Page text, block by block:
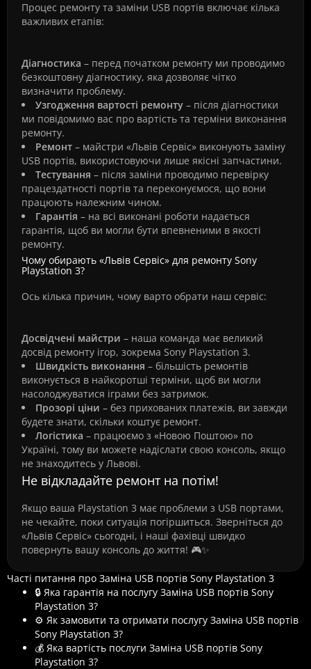
Процес ремонту та заміни USB портів включає кілька
важливих етапів:
Діагностика – перед початком ремонту ми проводимо
безкоштовну діагностику, яка дозволяє чітко
визначити проблему.
Узгодження вартості ремонту – після діагностики
ми повідомимо вас про вартість та терміни виконання
ремонту.
Ремонт – майстри «Львів Сервіс» виконують заміну
USB портів, використовуючи лише якісні запчастини.
Тестування – після заміни проводимо перевірку
працездатності портів та переконуємося, що вони
працюють належним чином.
Гарантія – на всі виконані роботи надається
гарантія, щоб ви могли бути впевненими в якості
ремонту.
Чому обирають «Львів Сервіс» для ремонту Sony
Playstation 3?
Ось кілька причин, чому варто обрати наш сервіс:
Досвідчені майстри – наша команда має великий
досвід ремонту ігор, зокрема Sony Playstation 3.
Швидкість виконання – більшість ремонтів
виконується в найкоротші терміни, щоб ви могли
насолоджуватися іграми без затримок.
Прозорі ціни – без прихованих платежів, ви завжди
будете знати, скільки коштує ремонт.
Логістика – працюємо з «Новою Поштою» по
Україні, тому ви можете надіслати свою консоль, якщо
не знаходитесь у Львові.
Не відкладайте ремонт на потім!
Якщо ваша Playstation 3 має проблеми з USB портами,
не чекайте, поки ситуація погіршиться. Зверніться до
«Львів Сервіс» сьогодні, і наші фахівці швидко
повернуть вашу консоль до життя! 🎮✨
Часті питання про Заміна USB портів Sony Playstation 3
🔒 Яка гарантія на послугу Заміна USB портів Sony
Playstation 3?
⚙️ Як замовити та отримати послугу Заміна USB портів
Sony Playstation 3?
💰 Яка вартість послуги Заміна USB портів Sony
Playstation 3?